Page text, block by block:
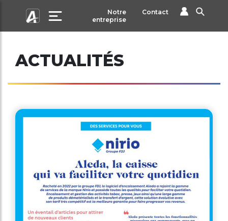
Notre
entreprise
Contact
ACTUALITÉS